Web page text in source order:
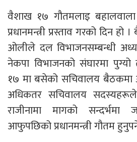
वैशाख १७ गौतमलाइ बहालवाला
प्रधानमन्त्री प्रस्ताव गरको दिन हो
ओलीले दल विभाजनसम्बन्धी
नेकपा विभाजनको संघारमा पुग्यो
१७ मा बसेको सचिवालय बैठकमा
अधिकतर सचिवालय सदस्यहरूले
राजीनामा मागको
आफुपछिको प्रधानमन्त्री गौतम